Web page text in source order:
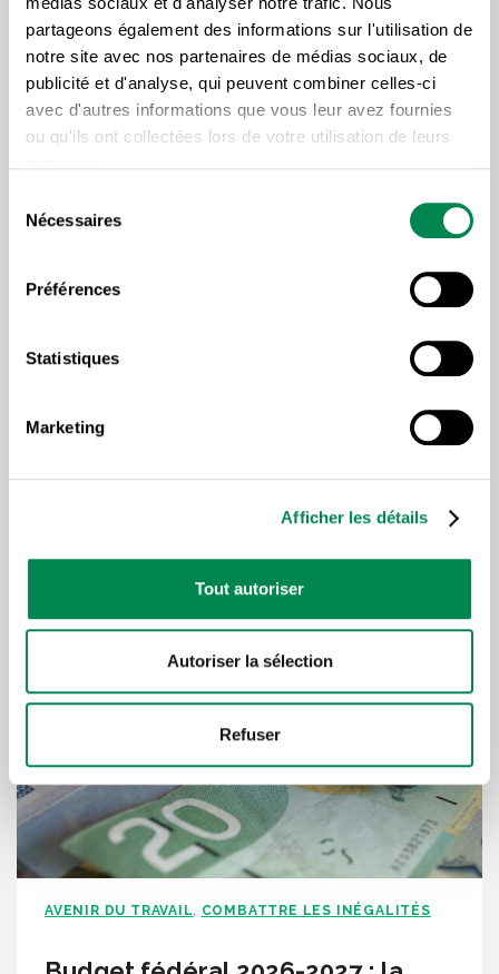
partageons également des informations sur l'utilisation de
notre site avec nos partenaires de médias sociaux, de
publicité et d'analyse, qui peuvent combiner celles-ci
avec d'autres informations que vous leur avez fournies
ou qu'ils ont collectées lors de votre utilisation de leurs
Nécessaires
Préférences
Statistiques
Marketing
Afficher les détails
Tout autoriser
Autoriser la sélection
Refuser
« Si les personnes immigrantes au Québec
se retrouvent aujourd’hui isolées et vivent
des difficultés pour apprendre le français,
trouver un emploi et réussir leur intégration
changeantes et mal appliquées du
critique de ce qui a été fait à ce jour est
intentions », conclut Luc Vachon.
Lire plus d'articles sous la
même thématique
AVENIR DU TRAVAIL, COMBATTRE LES INÉGALITÉS